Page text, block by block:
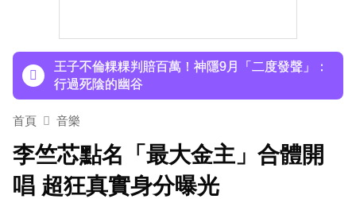
三傳聞」：你在講三小？
王子不倫粿粿判賠百萬！神隱9月「二度發聲」：
行過死陰的幽谷
下載東森App，隨時掌握天下大小事！
小24歲女友背景遭起底！姜厚任12點聲明「駁小
三傳聞」：你在講三小？
首頁 音樂
李竺芯點名「最大金主」合體開
唱 超狂真實身分曝光